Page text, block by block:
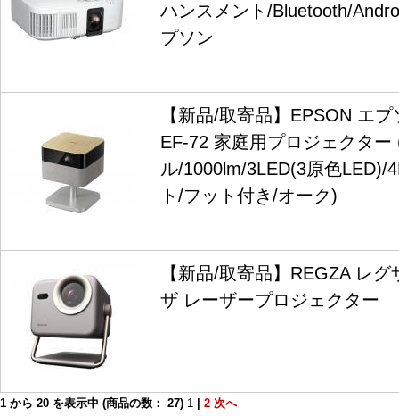
ハンスメント/Bluetooth/
プソン
【新品/取寄品】EPSON エ
EF-72 家庭用プロジェクタ
ル/1000lm/3LED(3原色LED)/
ト/フット付き/オーク)
【新品/取寄品】REGZA レ
ザ レーザープロジェクター
1 から 20 を表示中 (商品の数： 27) 1 2 次へ